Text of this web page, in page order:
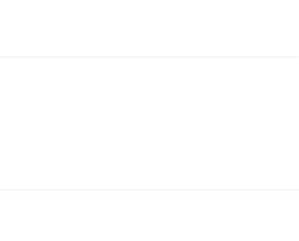
моды подано 1047 заявок
моды, которая пройдет в российской столице с 26 сентября по 1
половину из них (494) прислали дизайнеры, коллекции
на Euro Shoes
Co., Ltd., основанная в 2011 году и расположенная в